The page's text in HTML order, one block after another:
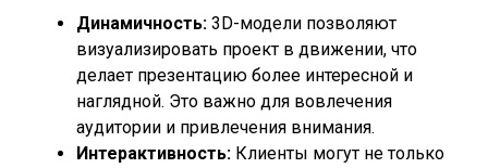
Динамичность: 3D-модели позволяют
визуализировать проект в движении, что
делает презентацию более интересной и
наглядной. Это важно для вовлечения
аудитории и привлечения внимания.
Интерактивность: Клиенты могут не только